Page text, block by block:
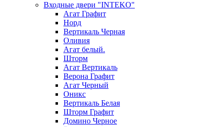
Входные двери "INTEKO"
Агат Графит
Норд
Вертикаль Черная
Оливия
Агат белый.
Шторм
Агат Вертикаль
Верона Графит
Агат Черный
Оникс
Вертикаль Белая
Шторм Графит
Домино Черное